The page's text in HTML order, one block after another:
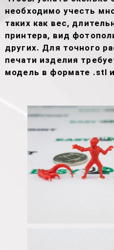
необходимо учесть
таких как вес,
принтера, вид
других. Для точного
печати изделия
модель в формате .stl